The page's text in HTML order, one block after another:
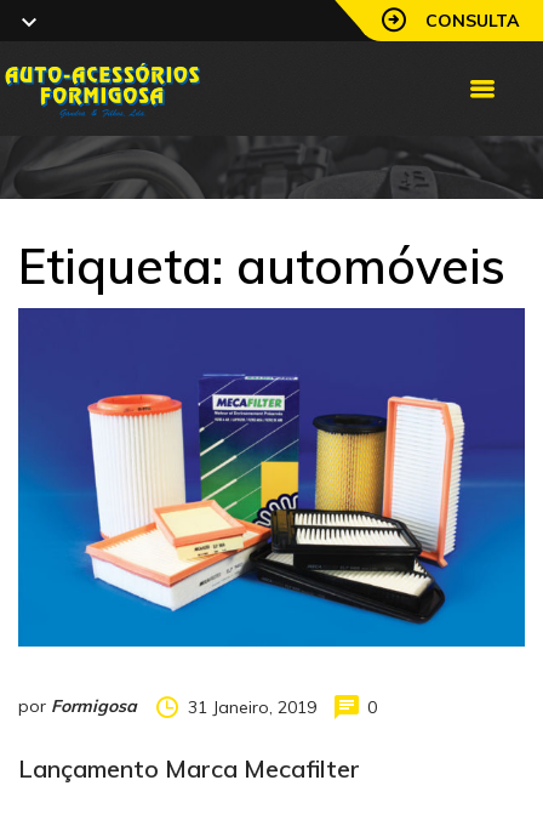
CONSULTA
Etiqueta: automóveis
por Formigosa 31 Janeiro, 2019 0
Lançamento Marca Mecafilter